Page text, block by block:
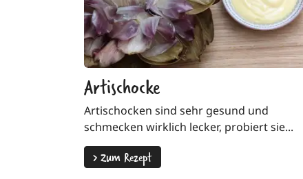
Artischocke
Artischocken sind sehr gesund und
schmecken wirklich lecker, probiert sie...
>Zum Rezept